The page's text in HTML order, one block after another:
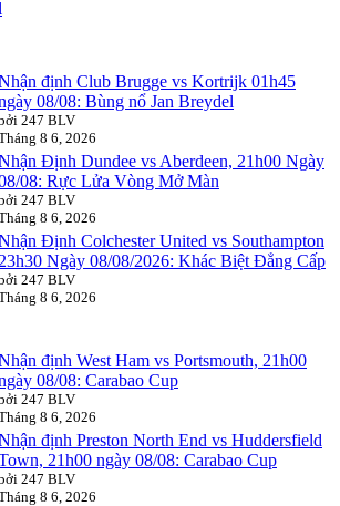
định Club Brugge vs Kortrijk 01h45
08/08: Bùng nổ Jan Breydel
247 BLV
8 6, 2026
Định Dundee vs Aberdeen, 21h00 Ngày
08: Rực Lửa Vòng Mở Màn
247 BLV
8 6, 2026
Định Colchester United vs Southampton
23h30 Ngày 08/08/2026: Khác Biệt Đẳng Cấp
247 BLV
8 6, 2026
định West Ham vs Portsmouth, 21h00
08/08: Carabao Cup
247 BLV
8 6, 2026
định Preston North End vs Huddersfield
21h00 ngày 08/08: Carabao Cup
247 BLV
8 6, 2026